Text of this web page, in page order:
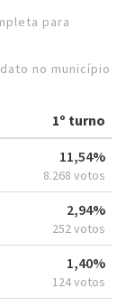
para
no município
1º turno
11,54%
8.268 votos
2,94%
252 votos
1,40%
124 votos